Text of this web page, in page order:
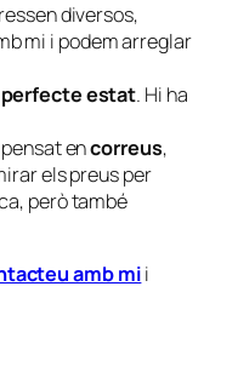
diversos,
mi i podem arreglar
perfecte estat. Hi ha
encorreus,
els preus per
però també
amb mii